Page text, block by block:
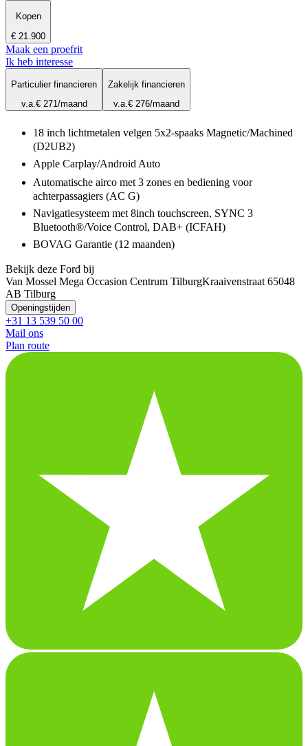
Kopen
€ 21.900
Maak een proefrit
Ik heb interesse
Particulier financieren
v.a.€ 271/maand
Zakelijk financieren
v.a.€ 276/maand
18 inch lichtmetalen velgen 5x2-spaaks Magnetic/Machined
(D2UB2)
Apple Carplay/Android Auto
Automatische airco met 3 zones en bediening voor
achterpassagiers (AC G)
Navigatiesysteem met 8inch touchscreen, SYNC 3
Bluetooth®/Voice Control, DAB+ (ICFAH)
BOVAG Garantie (12 maanden)
Bekijk deze Ford bij
Van Mossel Mega Occasion Centrum TilburgKraaivenstraat 65048
AB Tilburg
Openingstijden
+31 13 539 50 00
Mail ons
Plan route